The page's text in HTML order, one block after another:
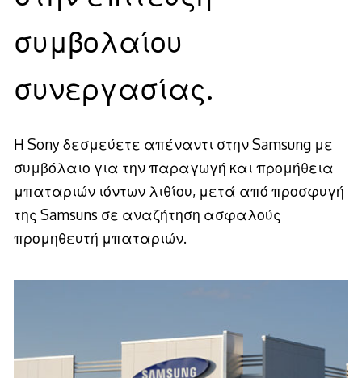
συμβολαίου
συνεργασίας.
Η Sony δεσμεύετε απέναντι στην Samsung με
συμβόλαιο για την παραγωγή και προμήθεια
μπαταριών ιόντων λιθίου, μετά από προσφυγή
της Samsuns σε αναζήτηση ασφαλούς
προμηθευτή μπαταριών.